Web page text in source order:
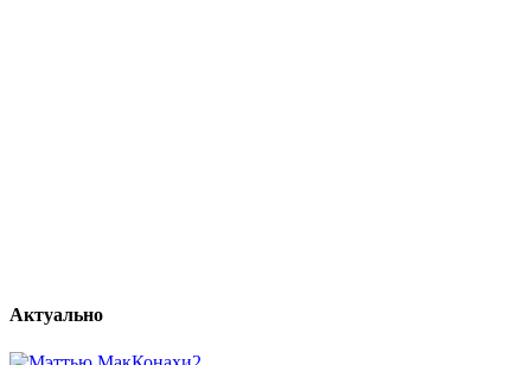
Актуально